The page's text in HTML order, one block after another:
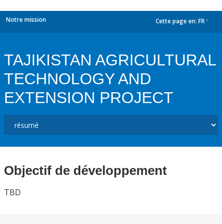
Notre mission Cette page en: FR
TAJIKISTAN AGRICULTURAL
TECHNOLOGY AND
EXTENSION PROJECT
Objectif de développement
TBD